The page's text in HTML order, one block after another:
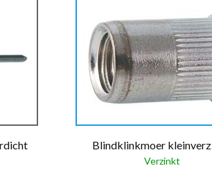
Blindklinkmoer
Verzinkt